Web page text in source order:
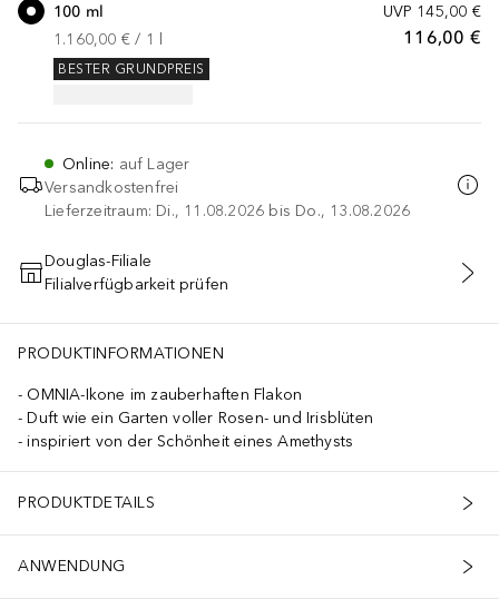
UVP 145,00 €
116,00 €
100 ml
1.160,00 € / 1
BESTER GRUNDPREIS
Online: auf Lager
Versandkostenfrei
Lieferzeitraum: Di., 11.08.2026 bis Do., 13.08.2026
IN DEN WARENKORB
Douglas-Filiale
Filialverfügbarkeit prüfen
PRODUKTINFORMATIONEN
OMNIA-Ikone im zauberhaften Flakon
Duft wie ein Garten voller Rosen- und Irisblüten
inspiriert von der Schönheit eines Amethysts
PRODUKTDETAILS
ANWENDUNG